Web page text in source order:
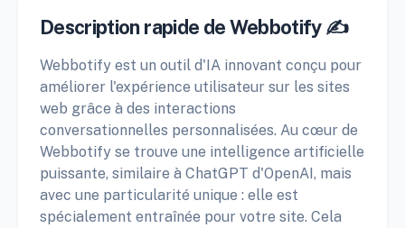
Description rapide de Webbotify ✍️
Webbotify est un outil d'IA innovant conçu pour
améliorer l'expérience utilisateur sur les sites
web grâce à des interactions
conversationnelles personnalisées. Au cœur de
Webbotify se trouve une intelligence artificielle
puissante, similaire à ChatGPT d'OpenAI, mais
avec une particularité unique : elle est
spécialement entraînée pour votre site. Cela